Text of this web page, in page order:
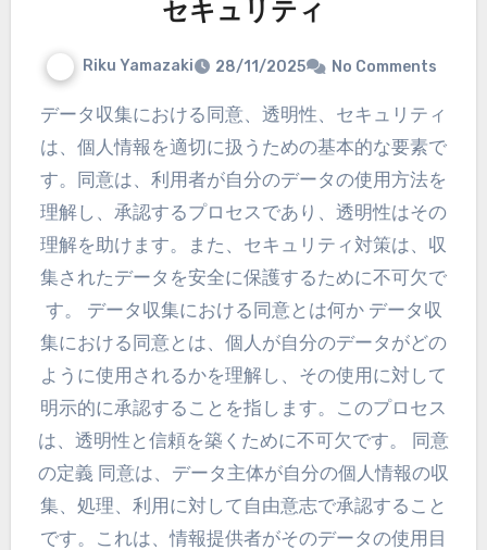
セキュリティ
Riku Yamazaki 28/11/2025 No Comments
データ収集における同意、透明性、セキュリティ
は、個人情報を適切に扱うための基本的な要素で
す。同意は、利用者が自分のデータの使用方法を
理解し、承認するプロセスであり、透明性はその
理解を助けます。また、セキュリティ対策は、収
集されたデータを安全に保護するために不可欠で
す。 データ収集における同意とは何か データ収
集における同意とは、個人が自分のデータがどの
ように使用されるかを理解し、その使用に対して
明示的に承認することを指します。このプロセス
は、透明性と信頼を築くために不可欠です。 同意
の定義 同意は、データ主体が自分の個人情報の収
集、処理、利用に対して自由意志で承認すること
です。これは、情報提供者がそのデータの使用目